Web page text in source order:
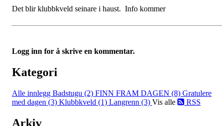
Det blir klubbkveld seinare i haust. Info kommer
Logg inn for å skrive en kommentar.
Kategori
Alle innlegg Badstugu (2) FINN FRAM DAGEN (8) Gratulere
med dagen (3) Klubbkveld (1) Langrenn (3) Vis alle RSS
Arkiv